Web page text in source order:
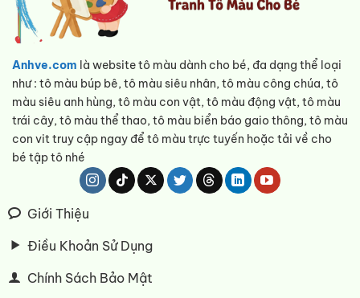
Anhve.com là website tô màu dành cho bé, đa dạng thể loại
như : tô màu búp bê, tô màu siêu nhân, tô màu công chúa, tô
màu siêu anh hùng, tô màu con vật, tô màu động vật, tô màu
trái cây, tô màu thể thao, tô màu biển báo gaio thông, tô màu
con vit truy cập ngay để tô màu trực tuyến hoặc tải về cho
bé tập tô nhé
Giới Thiệu
Điều Khoản Sử Dụng
Chính Sách Bảo Mật